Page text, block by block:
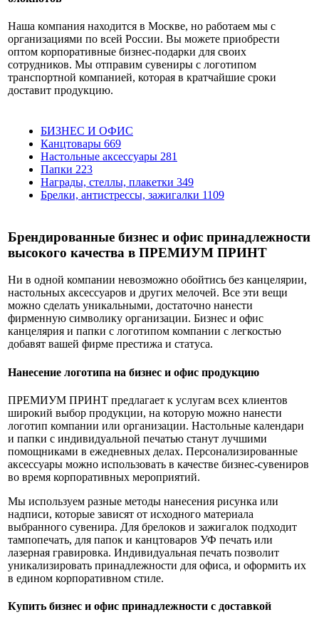
Наша компания находится в Москве, но работаем мы с
организациями по всей России. Вы можете приобрести
оптом корпоративные бизнес-подарки для своих
сотрудников. Мы отправим сувениры с логотипом
транспортной компанией, которая в кратчайшие сроки
доставит продукцию.
БИЗНЕС И ОФИС
Канцтовары 669
Настольные аксессуары 281
Папки 223
Награды, стеллы, плакетки 349
Брелки, антистрессы, зажигалки 1109
Брендированные бизнес и офис принадлежности
высокого качества в ПРЕМИУМ ПРИНТ
Ни в одной компании невозможно обойтись без канцелярии,
настольных аксессуаров и других мелочей. Все эти вещи
можно сделать уникальными, достаточно нанести
фирменную символику организации. Бизнес и офис
канцелярия и папки с логотипом компании с легкостью
добавят вашей фирме престижа и статуса.
Нанесение логотипа на бизнес и офис продукцию
ПРЕМИУМ ПРИНТ предлагает к услугам всех клиентов
широкий выбор продукции, на которую можно нанести
логотип компании или организации. Настольные календари
и папки с индивидуальной печатью станут лучшими
помощниками в ежедневных делах. Персонализированные
аксессуары можно использовать в качестве бизнес-сувениров
во время корпоративных мероприятий.
Мы используем разные методы нанесения рисунка или
надписи, которые зависят от исходного материала
выбранного сувенира. Для брелоков и зажигалок подходит
тампопечать, для папок и канцтоваров УФ печать или
лазерная гравировка. Индивидуальная печать позволит
уникализировать принадлежности для офиса, и оформить их
в едином корпоративном стиле.
Купить бизнес и офис принадлежности с доставкой